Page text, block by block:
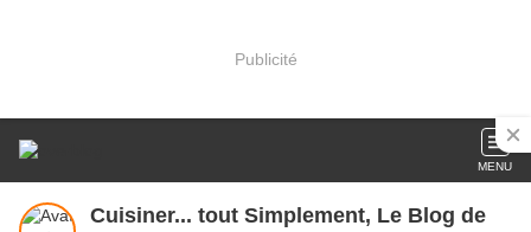
Publicité
MENU
Cuisiner... tout Simplement, Le Blog de